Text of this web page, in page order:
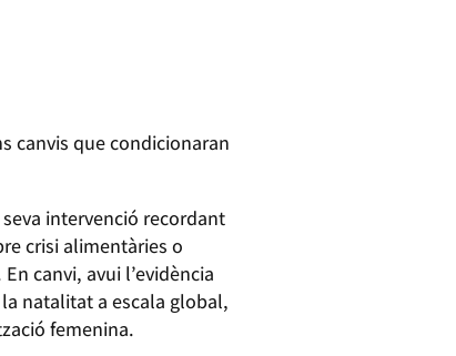
canvis que condicionaran
intervenció recordant
crisi alimentàries o
canvi, avui l’evidència
natalitat a escala global,
femenina.